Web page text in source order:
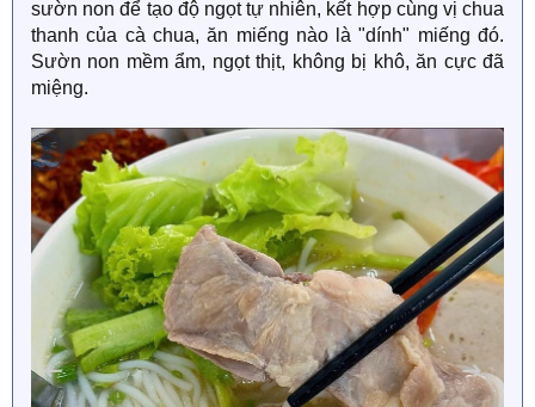
sườn non để tạo độ ngọt tự nhiên, kết hợp cùng vị chua
thanh của cà chua, ăn miếng nào là "dính" miếng đó.
Sườn non mềm ẩm, ngọt thịt, không bị khô, ăn cực đã
miệng.